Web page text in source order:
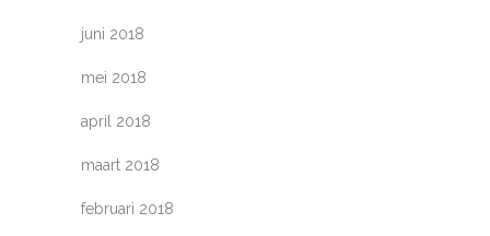
juni 2018
mei 2018
april 2018
maart 2018
februari 2018